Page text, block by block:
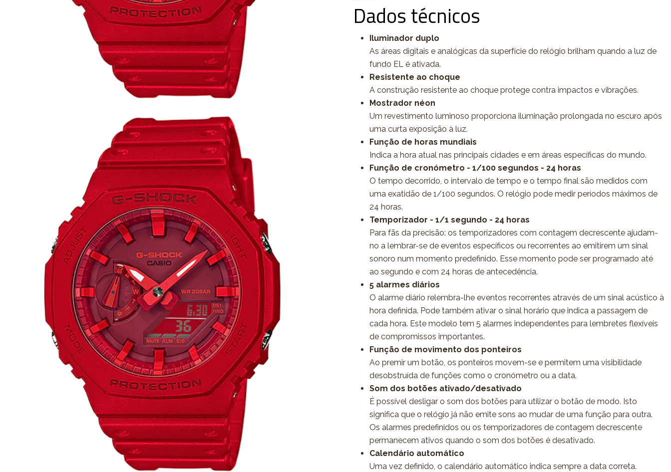
Dados técnicos
Iluminador duplo
As áreas digitais e analógicas da superfície do relógio brilham quando a luz de
fundo EL é ativada.
Resistente ao choque
A construção resistente ao choque protege contra impactos e vibrações.
Mostrador néon
Um revestimento luminoso proporciona iluminação prolongada no escuro após
uma curta exposição à luz.
Função de horas mundiais
Indica a hora atual nas principais cidades e em áreas específicas do mundo.
Função de cronómetro - 1/100 segundos - 24 horas
O tempo decorrido, o intervalo de tempo e o tempo final são medidos com
uma exatidão de 1/100 segundos. O relógio pode medir períodos máximos de
24 horas.
Temporizador - 1/1 segundo - 24 horas
Para fãs da precisão: os temporizadores com contagem decrescente ajudam-
no a lembrar-se de eventos específicos ou recorrentes ao emitirem um sinal
sonoro num momento predefinido. Esse momento pode ser programado até
ao segundo e com 24 horas de antecedência.
5 alarmes diários
O alarme diário relembra-lhe eventos recorrentes através de um sinal acústico à
hora definida. Pode também ativar o sinal horário que indica a passagem de
cada hora. Este modelo tem 5 alarmes independentes para lembretes flexíveis
de compromissos importantes.
Função de movimento dos ponteiros
Ao premir um botão, os ponteiros movem-se e permitem uma visibilidade
desobstruída de funções como o cronómetro ou a data.
Som dos botões ativado/desativado
É possível desligar o som dos botões para utilizar o botão de modo. Isto
significa que o relógio já não emite sons ao mudar de uma função para outra.
Os alarmes predefinidos ou os temporizadores de contagem decrescente
permanecem ativos quando o som dos botões é desativado.
Calendário automático
Uma vez definido, o calendário automático indica sempre a data correta.